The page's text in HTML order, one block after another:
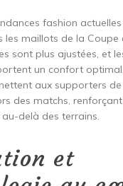
fashion
maillots de la Coupe
sont plus ajustées, et
un confort
aux supporters
des matchs,
delà des terrains.
et